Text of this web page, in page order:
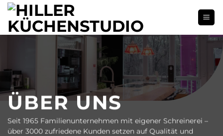
Zum
Inhalt
springen
ÜBER UNS
Seit 1965 Familienunternehmen mit eigener Schreinerei –
über 3000 zufriedene Kunden setzen auf Qualität und